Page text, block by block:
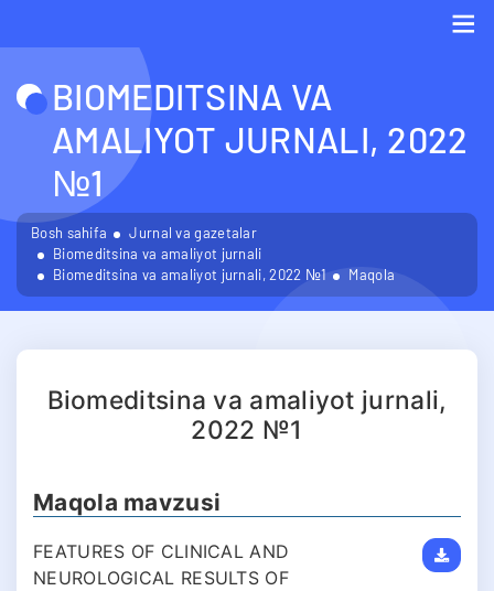
BIOMEDITSINA VA
AMALIYOT JURNALI, 2022
№1
Bosh sahifa
Jurnal va gazetalar
Biomeditsina va amaliyot jurnali
Biomeditsina va amaliyot jurnali, 2022 №1
Maqola
Biomeditsina va amaliyot jurnali,
2022 №1
Maqola mavzusi
FEATURES OF CLINICAL AND
NEUROLOGICAL RESULTS OF